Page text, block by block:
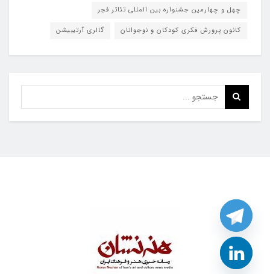
چهل و چهارمین جشنواره بین المللی تئاتر فجر
کانون پرورش فکری کودکان و نوجوانان
گالری آرتیبیشن